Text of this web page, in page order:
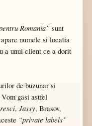
Romania” sunt
numele si locatia
a unui client ce a dorit
de buzunar si
gasi astfel
, Jassy, Brasov,
“private labels”